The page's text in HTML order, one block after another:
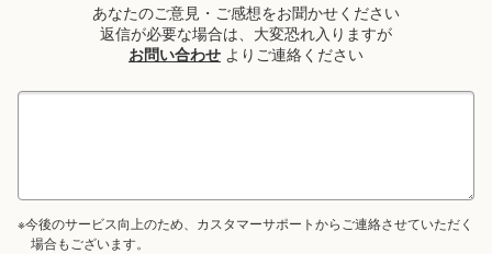
あなたのご意見・ご感想をお聞かせください
返信が必要な場合は、大変恐れ入りますが
お問い合わせ よりご連絡ください
※今後のサービス向上のため、カスタマーサポートからご連絡させていただく
場合もございます。